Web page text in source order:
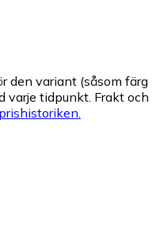
den variant (såsom färg
varje tidpunkt. Frakt och